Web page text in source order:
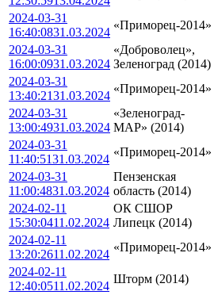
2024-03-31
16:40:0831.03.2024
«Приморец-2014»
2024-03-31
16:00:0931.03.2024
«Доброволец»,
Зеленоград (2014)
2024-03-31
13:40:2131.03.2024
«Приморец-2014»
2024-03-31
13:00:4931.03.2024
«Зеленоград-
МАР» (2014)
2024-03-31
11:40:5131.03.2024
«Приморец-2014»
2024-03-31
11:00:4831.03.2024
Пензенская
область (2014)
2024-02-11
15:30:0411.02.2024
ОК СШОР
Липецк (2014)
2024-02-11
13:20:2611.02.2024
«Приморец-2014»
2024-02-11
12:40:0511.02.2024
Шторм (2014)